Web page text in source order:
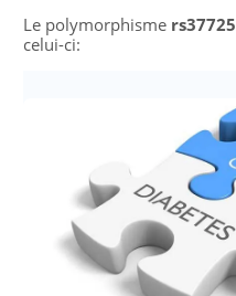
Le polymorphisme
celui-ci: